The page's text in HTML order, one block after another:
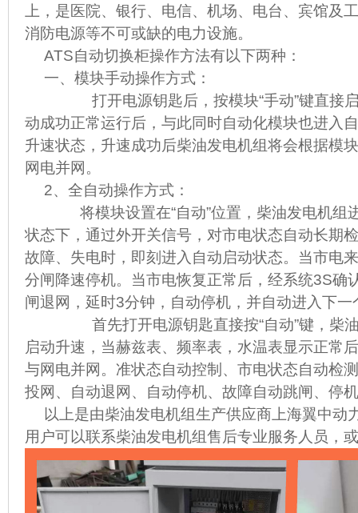
上，是医院、银行、电信、机场、电台、宾馆及
消防电源等不可或缺的电力设施。
ATS自动切换柜操作方法有以下两种：
一、模块手动操作方式：
打开电源钥匙后，按模块“手动”键直接
动成功正常运行后，与此同时自动化模块也进入
升速状态，升速成功后柴油发电机组将会根据模
网电并网。
2、全自动操作方式：
将模块设置在“自动”位置，柴油发电机组
状态下，通过外开关信号，对市电状态自动长期
故障、失电时，即刻进入自动启动状态。当市电
分闸降速停机。当市电恢复正常后，经系统3S确
闸退网，延时3分钟，自动停机，并自动进入下
首先打开电源钥匙直接按“自动”键，柴油
启动升速，当赫兹表、频率表，水温表显示正常
与网电并网。准状态自动控制、市电状态自动检
投网、自动退网、自动停机、故障自动跳闸、停
以上是由柴油发电机组生产供应商上海翼中动
用户可以联系柴油发电机组售后专业服务人员，或